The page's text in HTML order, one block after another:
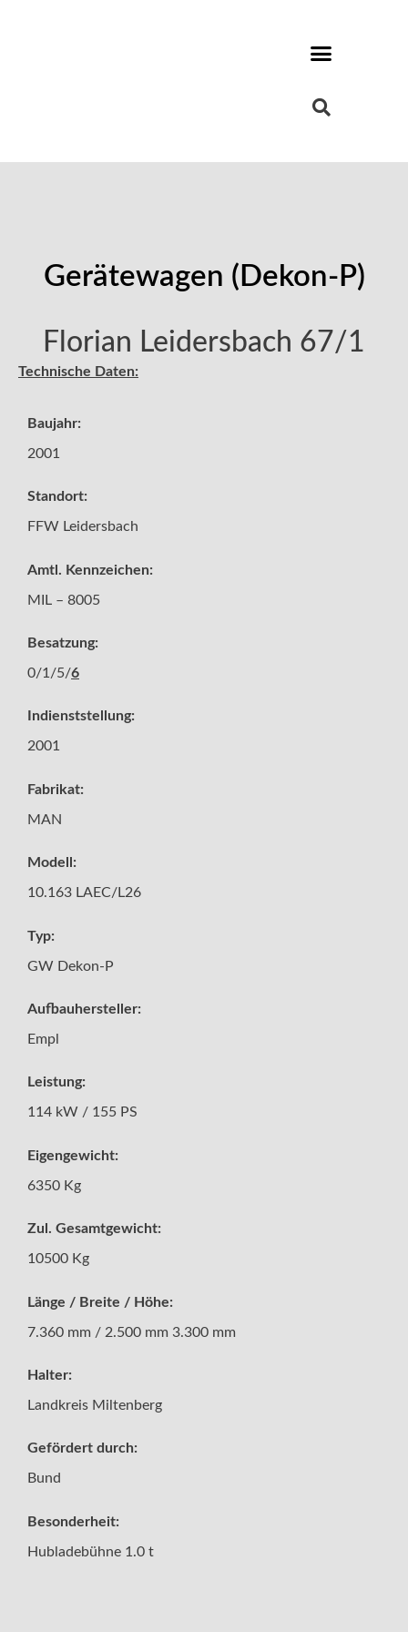
Gerätewagen (Dekon-P)
Florian Leidersbach 67/1
Technische Daten:
Baujahr:
2001
Standort:
FFW Leidersbach
Amtl. Kennzeichen:
MIL – 8005
Besatzung:
0/1/5/6
Indienststellung:
2001
Fabrikat:
MAN
Modell:
10.163 LAEC/L26
Typ:
GW Dekon-P
Aufbauhersteller:
Empl
Leistung:
114 kW / 155 PS
Eigengewicht:
6350 Kg
Zul. Gesamtgewicht:
10500 Kg
Länge / Breite / Höhe:
7.360 mm / 2.500 mm 3.300 mm
Halter:
Landkreis Miltenberg
Gefördert durch:
Bund
Besonderheit:
Hubladebühne 1.0 t